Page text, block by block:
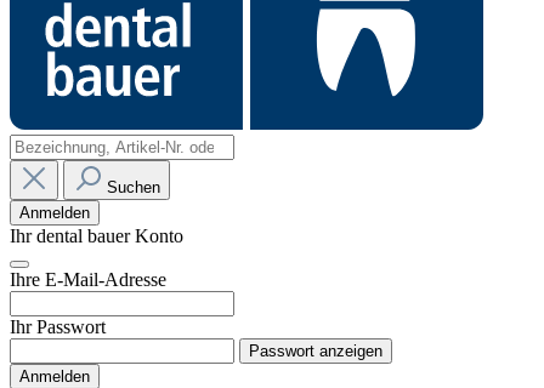
Suchen
Anmelden
Ihr dental bauer Konto
Ihre E-Mail-Adresse
Ihr Passwort
Passwort anzeigen
Anmelden